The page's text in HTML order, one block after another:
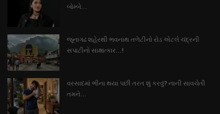
બોમ્બે...
જૂનાગઢ શહેરથી ભવનાથ તળેટીનો રોડ એટલે ચંદ્રની
સપાટીનો સાક્ષાત્કાર...!
વરસાદમાં ભીના થયા પછી તરત શું કરવું? નાની સાવચેતી
તમને...